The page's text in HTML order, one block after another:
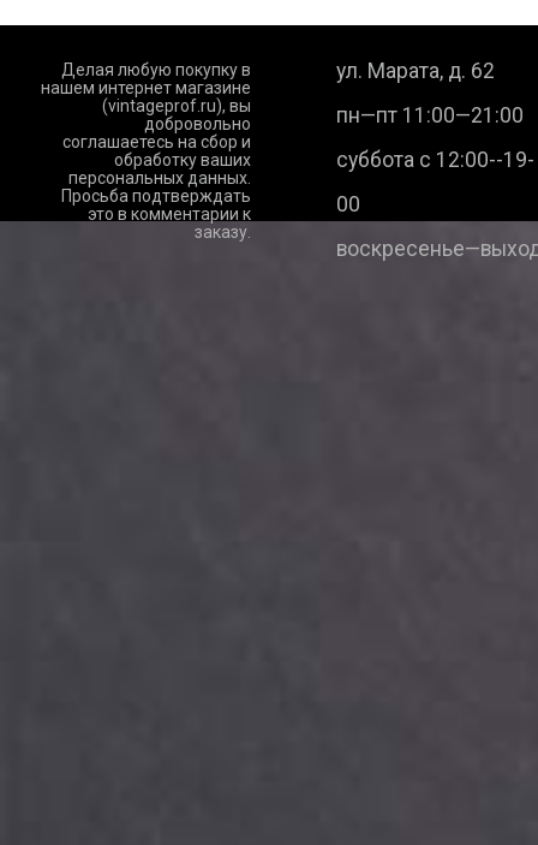
Делая любую покупку в
нашем интернет магазине
(vintageprof.ru), вы
добровольно
соглашаетесь на сбор и
обработку ваших
персональных данных.
Просьба подтверждать
это в комментарии к
заказу.
ул. Марата, д. 62
пн—пт 11:00—21:00
суббота с 12:00--19-
00